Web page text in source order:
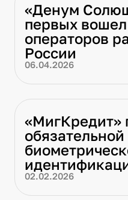
«Денум
первых вошел
операторов
России
06.04.2026
«МигКредит»
обязательной
02.02.2026